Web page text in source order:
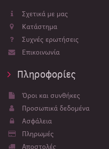
Σχετικά με μας
Κατάστημα
Συχνές ερωτήσεις
Επικοινωνία
Πληροφορίες
Όροι και συνθήκες
Προσωπικά δεδομένα
Ασφάλεια
Πληρωμές
Αποστολές